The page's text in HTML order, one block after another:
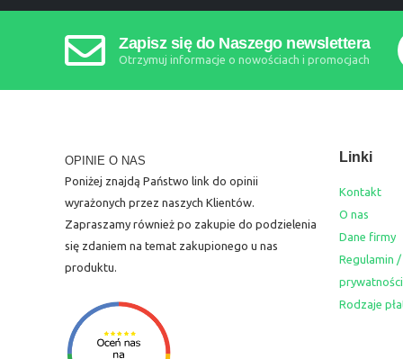
Zapisz się do Naszego newslettera
Otrzymuj informacje o nowościach i promocjach
OPINIE O NAS
Poniżej znajdą Państwo link do opinii
wyrażonych przez naszych Klientów.
Zapraszamy również po zakupie do podzielenia
się zdaniem na temat zakupionego u nas
produktu.
Linki
Kontakt
O nas
Dane firmy
Regulamin
prywatności
Rodzaje